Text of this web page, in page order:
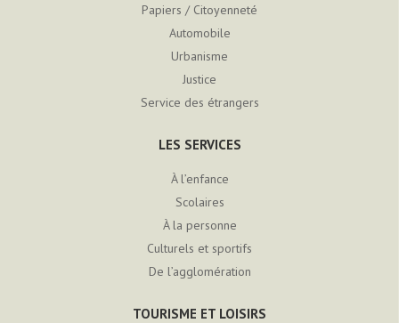
Papiers / Citoyenneté
Automobile
Urbanisme
Justice
Service des étrangers
LES SERVICES
À l’enfance
Scolaires
À la personne
Culturels et sportifs
De l’agglomération
TOURISME ET LOISIRS